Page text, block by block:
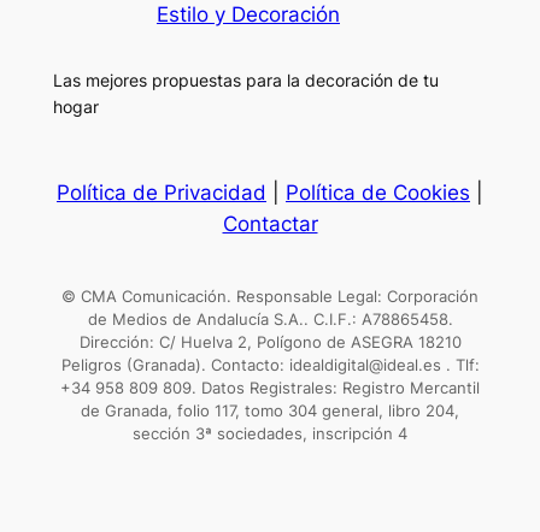
Estilo y Decoración
Las mejores propuestas para la decoración de tu
hogar
Política de Privacidad Política de Cookies
Contactar
© CMA Comunicación. Responsable Legal: Corporación
de Medios de Andalucía S.A.. C.I.F.: A78865458.
Dirección: C/ Huelva 2, Polígono de ASEGRA 18210
Peligros (Granada). Contacto: idealdigital@ideal.es . Tlf:
+34 958 809 809. Datos Registrales: Registro Mercantil
de Granada, folio 117, tomo 304 general, libro 204,
sección 3ª sociedades, inscripción 4